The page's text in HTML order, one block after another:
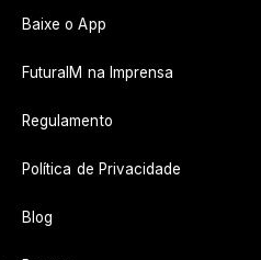
Baixe o App
FuturaIM na Imprensa
Regulamento
Política de Privacidade
Blog